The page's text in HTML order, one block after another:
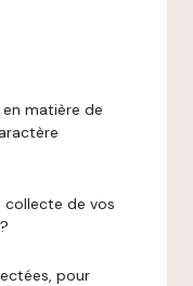
matière de
collecte de vos
pour